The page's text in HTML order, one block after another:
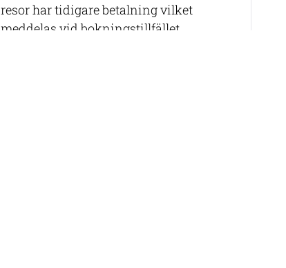
resor har tidigare betalning vilket
meddelas vid bokningstillfället.